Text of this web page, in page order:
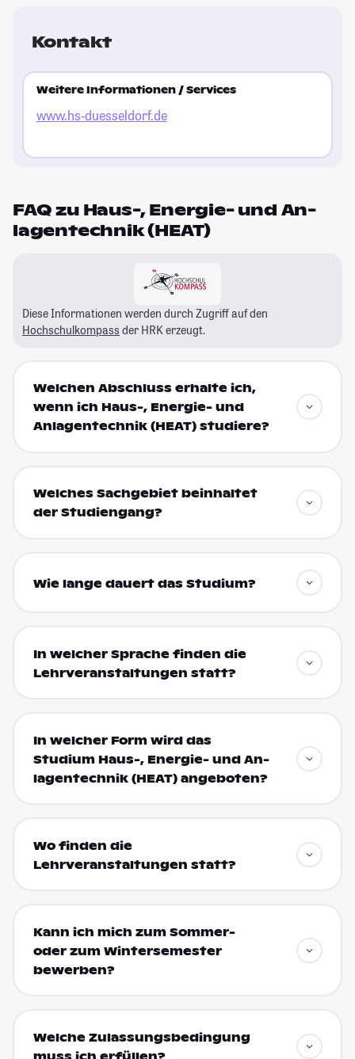
Kontakt
Weitere Informationen / Services
www.hs-duesseldorf.de
FAQ zu Haus-, Energie- und An­
lagen­technik (HEAT)
Diese Informationen werden durch Zugriff auf den
Hochschulkompass der HRK erzeugt.
Welchen Abschluss erhalte ich,
wenn ich Haus-, Energie- und
An­lagen­technik (HEAT) studiere?
Welches Sachgebiet beinhaltet
der Studiengang?
Wie lange dauert das Studium?
In welcher Sprache finden die
Lehrveranstaltungen statt?
In welcher Form wird das
Studium Haus-, Energie- und An­
lagen­technik (HEAT) angeboten?
Wo finden die
Lehrveranstaltungen statt?
Kann ich mich zum Sommer-
oder zum Wintersemester
bewerben?
Welche Zulassungsbedingung